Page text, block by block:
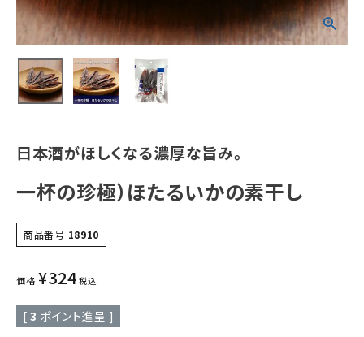
日本酒がほしくなる濃厚な旨み。
一杯の珍極）ほたるいかの素干し
商品番号 18910
価格 ¥324 税込
[ 3 ポイント進呈 ]